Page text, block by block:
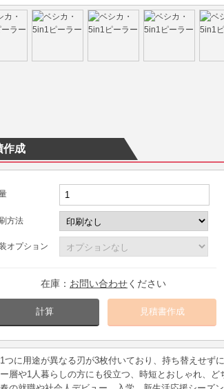
作成
方法
オプション
在庫： お問い合わせください
計算
つに用途が異なる刃が3枚付いており、持ち替えせず
ー層や1人暮らしの方にも役立つ、時短とおしゃれ、